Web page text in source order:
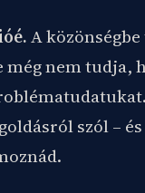
A
még nem tudja,
szól –